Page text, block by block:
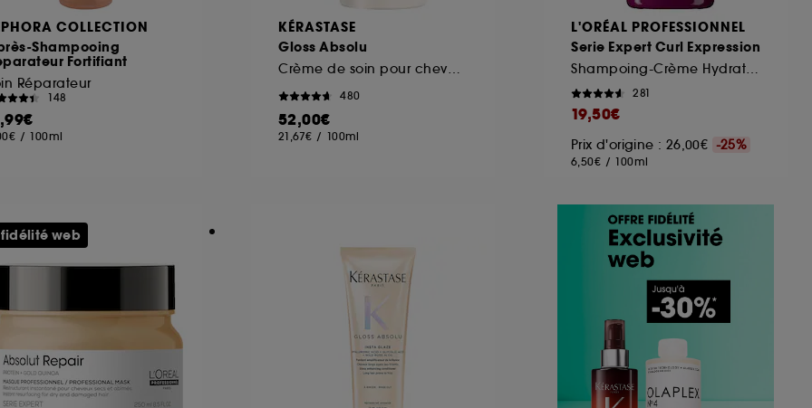
COLLECTION
Shampooing
Fortifiant
Réparateur
148
/ 100ml
KÉRASTASE
Gloss Absolu
480
52,00€
21,67€ / 100ml
L'ORÉAL PROFESSIONNEL
Serie Expert Curl Expression
281
19,50€
Prix d'origine : 26,00€ -25%
6,50€ / 100ml
fidélité web